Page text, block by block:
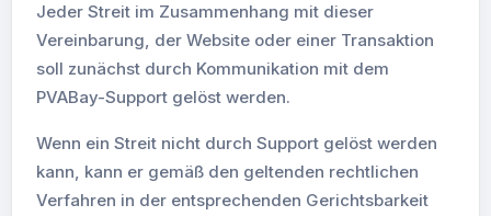
Jeder Streit im Zusammenhang mit dieser
Vereinbarung, der Website oder einer Transaktion
soll zunächst durch Kommunikation mit dem
PVABay-Support gelöst werden.
Wenn ein Streit nicht durch Support gelöst werden
kann, kann er gemäß den geltenden rechtlichen
Verfahren in der entsprechenden Gerichtsbarkeit